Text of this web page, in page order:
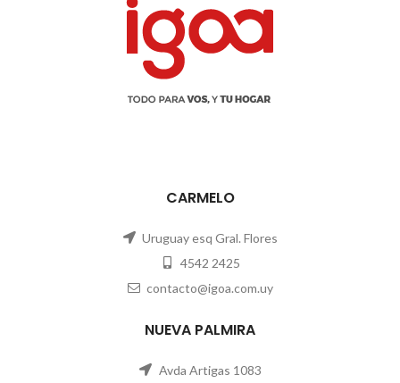
CARMELO
Uruguay esq Gral. Flores
4542 2425
contacto@igoa.com.uy
NUEVA PALMIRA
Avda Artigas 1083